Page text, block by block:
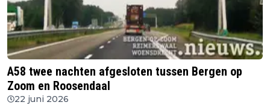
A58 twee nachten afgesloten tussen Bergen op
Zoom en Roosendaal
22 juni 2026